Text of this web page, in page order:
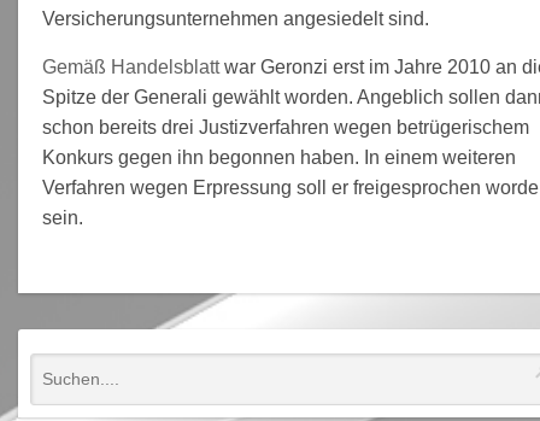
Versicherungsunternehmen angesiedelt sind.
Gemäß Handelsblattwar Geronzi erst im Jahre 2010 an
Spitze der Generali gewählt worden. Angeblich sollen
schon bereits drei Justizverfahren wegen betrügerischem
Konkurs gegen ihn begonnen haben. In einem weiteren
Verfahren wegen Erpressung soll er freigesprochen
sein.